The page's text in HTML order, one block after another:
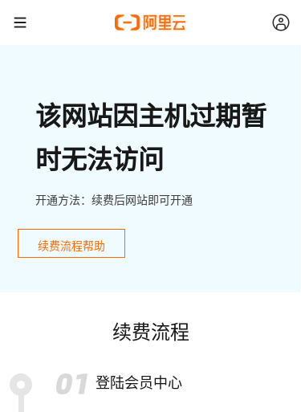
该网站因主机过期暂
时无法访问
开通方法：续费后网站即可开通
续费流程帮助
续费流程
登陆会员中心